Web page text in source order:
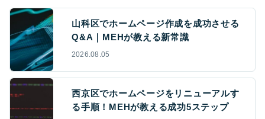
山科区でホームページ作成を成功させる
Q&A｜MEHが教える新常識
2026.08.05
西京区でホームページをリニューアルす
る手順！MEHが教える成功5ステップ